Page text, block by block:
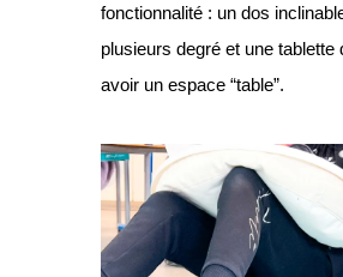
fonctionnalité : un dos
plusieurs degré et une tablette
avoir un espace “table”.